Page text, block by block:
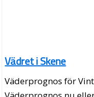
Vädret i Skene
Väderprognos för